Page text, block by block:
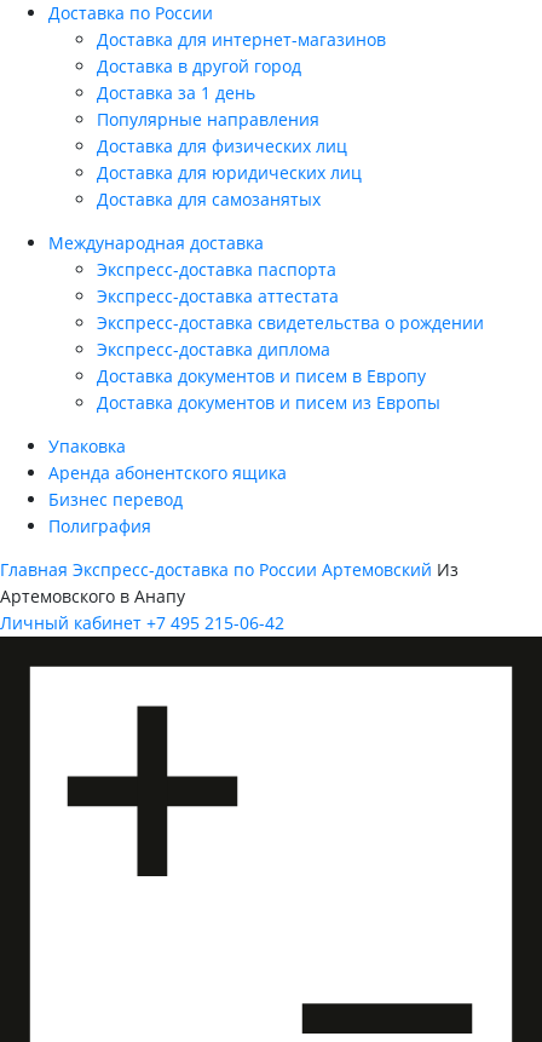
Доставка по России
Доставка для интернет-магазинов
Доставка в другой город
Доставка за 1 день
Популярные направления
Доставка для физических лиц
Доставка для юридических лиц
Доставка для самозанятых
Международная доставка
Экспресс-доставка паспорта
Экспресс-доставка аттестата
Экспресс-доставка свидетельства о рождении
Экспресс-доставка диплома
Доставка документов и писем в Европу
Доставка документов и писем из Европы
Упаковка
Аренда абонентского ящика
Бизнес перевод
Полиграфия
Главная Экспресс-доставка по России Артемовский Из
Артемовского в Анапу
Личный кабинет +7 495 215-06-42